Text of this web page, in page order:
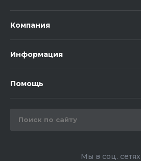
Компания
Информация
Помощь
Мы в соц. сетях